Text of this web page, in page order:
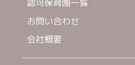
お問い合わせ
会社概要